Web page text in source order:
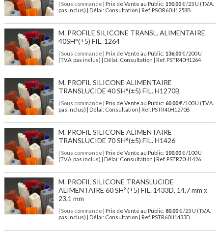
| Sous commande | Prix de Vente au Public: 150,00€ /25 U (T.V.A.
pas inclus) | Délai: Consultation | Ref. PSOR60H1258B
M. PROFILE SILICONE TRANSL. ALIMENTAIRE
40SH°(±5) FIL. 1264
| Sous commande | Prix de Vente au Public: 136,00€ /200 U
(T.V.A. pas inclus) | Délai: Consultation | Ref. PSTR40H1264
M. PROFIL SILICONE ALIMENTAIRE
TRANSLUCIDE 40 SH°(±5) FIL. H1270B
| Sous commande | Prix de Vente au Public: 60,00€ /100 U (T.V.A.
pas inclus) | Délai: Consultation | Ref. PSTR40H1270B
M. PROFIL SILICONE ALIMENTAIRE
TRANSLUCIDE 70 SH°(±5) FIL. H1426
| Sous commande | Prix de Vente au Public: 100,00€ /100 U
(T.V.A. pas inclus) | Délai: Consultation | Ref. PSTR70H1426
M. PROFIL SILICONE TRANSLUCIDE
ALIMENTAIRE 60 SHº (±5) FIL. 1433D, 14,7 mm x
23,1 mm
| Sous commande | Prix de Vente au Public: 80,00€ /25 U (T.V.A.
pas inclus) | Délai: Consultation | Ref. PSTR60H1433D